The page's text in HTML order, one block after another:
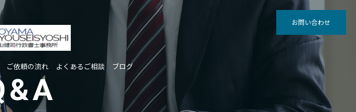
ご依頼の流れ よくあるご相談 ブログ
お問い合わせ